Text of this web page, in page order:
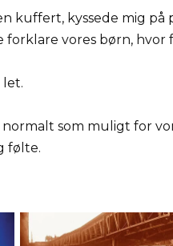
kuffert, kyssede mig på
vores børn, hvor
let.
som muligt for
følte.